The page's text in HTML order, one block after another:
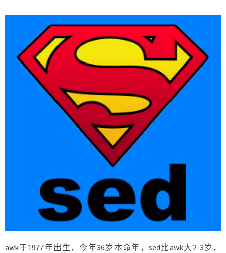
awk于1977年出生，今年36岁本命年，sed比awk大2-3岁，